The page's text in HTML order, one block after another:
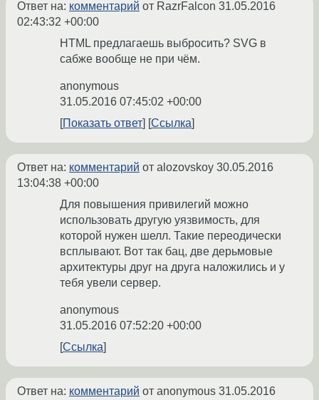
Ответ на: комментарий от RazrFalcon 31.05.2016
02:43:32 +00:00
HTML предлагаешь выбросить? SVG в
сабже вообще не при чём.
anonymous
31.05.2016 07:45:02 +00:00
Показать ответ
Ссылка
Ответ на: комментарий от alozovskoy 30.05.2016
13:04:38 +00:00
Для повышения привилегий можно
использовать другую уязвимость, для
которой нужен шелл. Такие переодически
всплывают. Вот так бац, две дерьмовые
архитектуры друг на друга наложились и у
тебя увели сервер.
anonymous
31.05.2016 07:52:20 +00:00
Ссылка
Ответ на: комментарий от anonymous 31.05.2016